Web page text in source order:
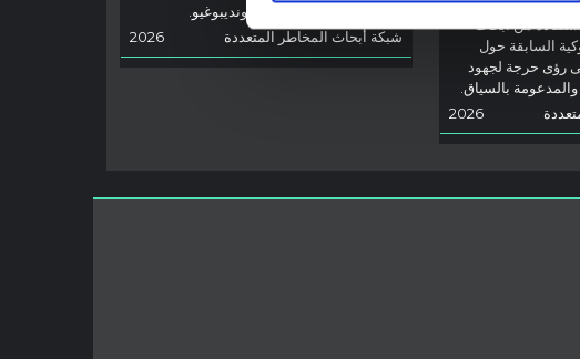
من أبحاث
السابقة حول
رؤى حرجة لجهود
والمدعومة بالسياق.
2026
الإيبولا الناجم عن فيروس بونديبوغيو.
شبكة أبحاث المخاطر المتعددة
2026